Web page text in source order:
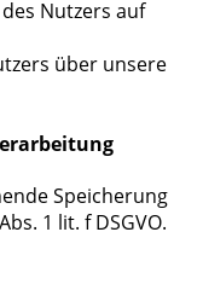
Nut­zers auf
über unse­re
Spei­che­rung
1 lit. f DSGVO.